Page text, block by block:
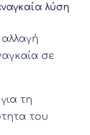
λύση
σε
τη
του